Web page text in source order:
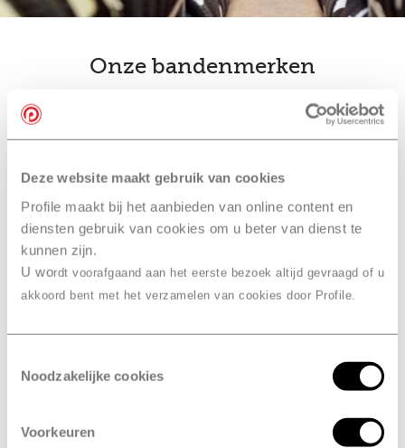
Deze website maakt gebruik van cookies
Profile maakt bij het aanbieden van online content en
diensten gebruik van cookies om u beter van dienst te
kunnen zijn.
U wordt voorafgaand aan het eerste bezoek altijd gevraagd of u
akkoord bent met het verzamelen van cookies door Profile.
Noodzakelijke cookies
Voorkeuren
Onze bandenmerken
bandenwissel
onderhoudsbeurt bij Profile
Hoorn, Ultra
Combineer je bandenwissel met een onderhoudsbeurt
ofAPK. Je hoeft dan maar één afspraak te maken in
plaats van drie. En dan hoef je maar één keer naar
in topconditie en kun je weer veilig de weg op.